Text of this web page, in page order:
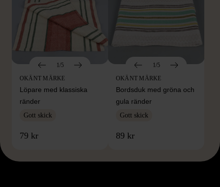
1/5
OKÄNT MÄRKE
Löpare med klassiska
ränder
Gott skick
79 kr
1/5
OKÄNT MÄRKE
Bordsduk med gröna och
gula ränder
Gott skick
89 kr